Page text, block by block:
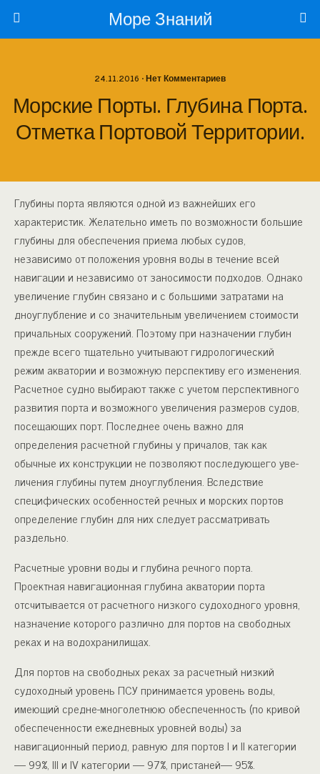
Море Знаний
24.11.2016 • Нет Комментариев
Морские Порты. Глубина Порта.
Отметка Портовой Территории.
Глубины порта являются одной из важнейших его
характери­стик. Желательно иметь по возможности большие
глубины для обеспечения приема любых судов,
независимо от положения уров­ня воды в течение всей
навигации и независимо от заносимости подходов. Однако
увеличение глубин связано и с большими за­тратами на
дноуглубление и со значительным увеличением стои­мости
причальных сооружений. Поэтому при назначении глубин
прежде всего тщательно учитывают гидрологический
режим аква­тории и возможную перспективу его изменения.
Расчетное судно выбирают также с учетом перспективного
развития порта и воз­можного увеличения размеров судов,
посещающих порт. Послед­нее очень важно для
определения расчетной глубины у причалов, так как
обычные их конструкции не позволяют последующего уве­
личения глубины путем дноуглубления. Вследствие
специфических особенностей речных и морских портов
определение глубин для них следует рассматривать
раздельно.
Расчетные уровни воды и глубина речного порта.
Проектная навигационная глубина акватории порта
отсчитывается от расчет­ного низкого судоходного уровня,
назначение которого различно для портов на свободных
реках и на водохранилищах.
Для портов на свободных реках за расчетный низкий
судоход­ный уровень ПСУ принимается уровень воды,
имеющий средне-многолетнюю обеспеченность (по кривой
обеспеченности ежеднев­ных уровней воды) за
навигационный период, равную для портов I и II категории
— 99%, III и IV категории — 97%, пристаней— 95%.